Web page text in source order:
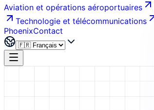
Aviation et opérations aéroportuaires
Technologie et télécommunications
PhoenixContact